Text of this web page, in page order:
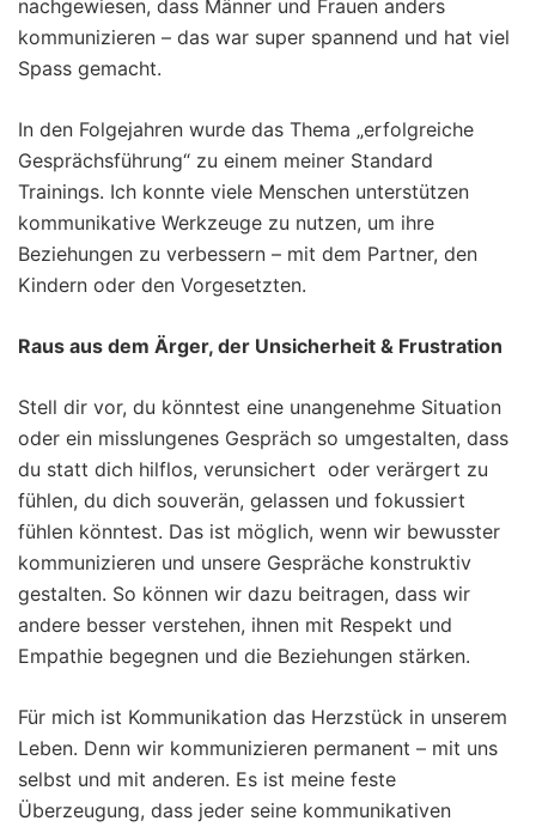
nachgewiesen, dass Männer und Frauen anders
kommunizieren – das war super spannend und hat viel
Spass gemacht.
In den Folgejahren wurde das Thema „erfolgreiche
Gesprächsführung“ zu einem meiner Standard
Trainings. Ich konnte viele Menschen unterstützen
kommunikative Werkzeuge zu nutzen, um ihre
Beziehungen zu verbessern – mit dem Partner, den
Kindern oder den Vorgesetzten.
Raus aus dem Ärger, der Unsicherheit & Frustration
Stell dir vor, du könntest eine unangenehme Situation
oder ein misslungenes Gespräch so umgestalten, dass
du statt dich hilflos, verunsichert oder verärgert zu
fühlen, du dich souverän, gelassen und fokussiert
fühlen könntest. Das ist möglich, wenn wir bewusster
kommunizieren und unsere Gespräche konstruktiv
gestalten. So können wir dazu beitragen, dass wir
andere besser verstehen, ihnen mit Respekt und
Empathie begegnen und die Beziehungen stärken.
Für mich ist Kommunikation das Herzstück in unserem
Leben. Denn wir kommunizieren permanent – mit uns
selbst und mit anderen. Es ist meine feste
Überzeugung, dass jeder seine kommunikativen